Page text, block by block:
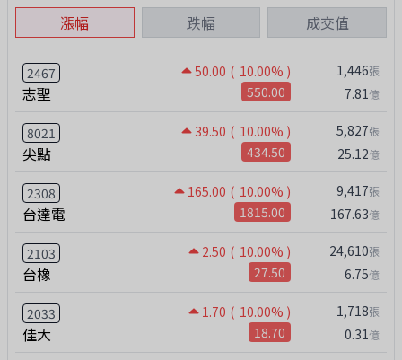
漲幅 跌幅 成交值
2467 50.00 ( 10.00% )
志聖 550.00
1,446張
7.81億
8021 39.50 ( 10.00% )
尖點 434.50
5,827張
25.12億
2308 165.00 ( 10.00% )
台達電 1815.00
9,417張
167.63億
2103 2.50 ( 10.00% )
台橡 27.50
24,610張
6.75億
2033 1.70 ( 10.00% )
佳大 18.70
1,718張
0.31億